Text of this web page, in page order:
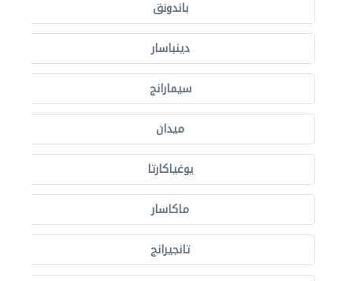
باندونق
دينباسار
سيمارانج
ميدان
يوغياكارتا
ماكاسار
تانجيرانج